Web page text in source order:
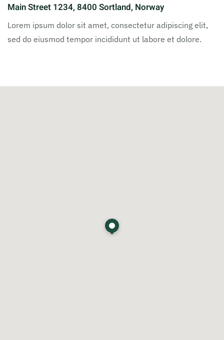
Main Street 1234, 8400 Sortland, Norway
Lorem ipsum dolor sit amet, consectetur adipiscing elit,
sed do eiusmod tempor incididunt ut labore et dolore.